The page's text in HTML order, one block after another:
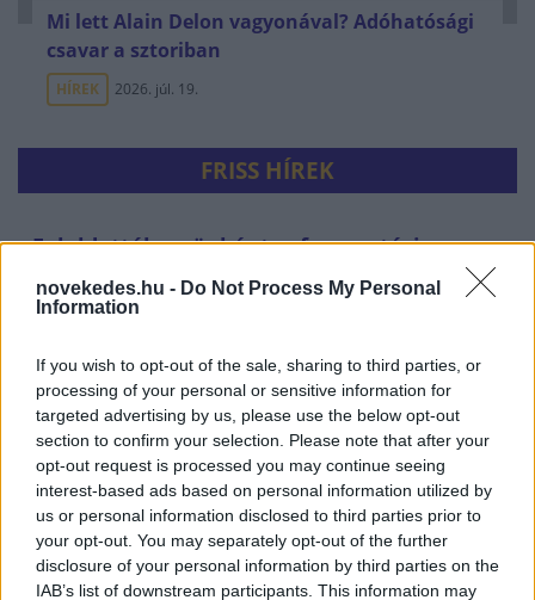
novekedes.hu - Do Not Process My Personal
Information
If you wish to opt-out of the sale, sharing to third parties, or
processing of your personal or sensitive information for
targeted advertising by us, please use the below opt-out
section to confirm your selection. Please note that after your
opt-out request is processed you may continue seeing
interest-based ads based on personal information utilized by
us or personal information disclosed to third parties prior to
your opt-out. You may separately opt-out of the further
disclosure of your personal information by third parties on the
IAB’s list of downstream participants. This information may
Mi lett Alain Delon vagyonával? Adóhatósági
csavar a sztoriban
HÍREK 2026. júl. 19.
FRISS HÍREK
Feloldották az önkéntes fogyasztási
korlátozást
HÍREK 7 perce